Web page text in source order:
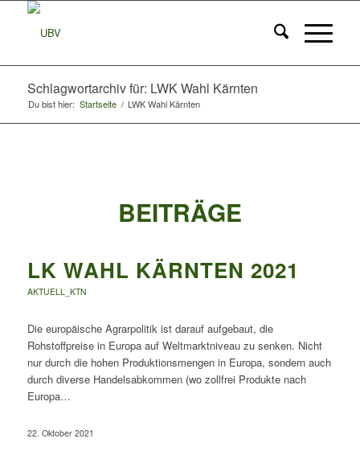
Schlagwortarchiv für: LWK Wahl Kärnten
Du bist hier: Startseite / LWK Wahl Kärnten
BEITRÄGE
LK WAHL KÄRNTEN 2021
AKTUELL_KTN
Die europäische Agrarpolitik ist darauf aufgebaut, die
Rohstoffpreise in Europa auf Weltmarktniveau zu senken. Nicht
nur durch die hohen Produktionsmengen in Europa, sondern auch
durch diverse Handelsabkommen (wo zollfrei Produkte nach
Europa…
22. Oktober 2021